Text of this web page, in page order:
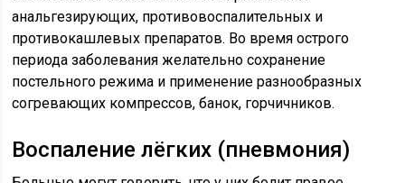
анальгезирующих, противовоспалительных и
противокашлевых препаратов. Во время острого
периода заболевания желательно сохранение
постельного режима и применение разнообразных
согревающих компрессов, банок, горчичников.
Воспаление лёгких (пневмония)